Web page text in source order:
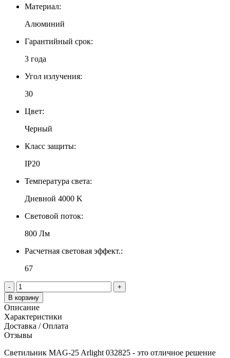
Материал:
Алюминий
Гарантийный срок:
3 года
Угол излучения:
30
Цвет:
Черный
Класс защиты:
IP20
Температура света:
Дневной 4000 K
Световой поток:
800 Лм
Расчетная световая эффект.:
67
-
+
В корзину
Описание
Характеристики
Доставка / Оплата
Отзывы
Светильник MAG-25 Arlight 032825 - это отличное решение